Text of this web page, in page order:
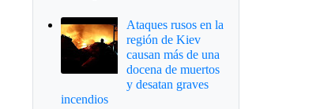
Ataques rusos en la
región de Kiev
causan más de una
docena de muertos
y desatan graves
incendios